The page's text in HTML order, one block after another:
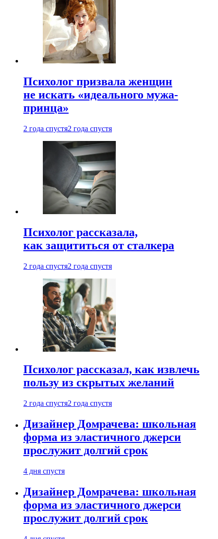
Психолог призвала женщин
не искать «идеального мужа-
принца»
2 года спустя2 года спустя
Психолог рассказала,
как защититься от сталкера
2 года спустя2 года спустя
Психолог рассказал, как извлечь
пользу из скрытых желаний
2 года спустя2 года спустя
Дизайнер Домрачева: школьная
форма из эластичного джерси
прослужит долгий срок
4 дня спустя
Дизайнер Домрачева: школьная
форма из эластичного джерси
прослужит долгий срок